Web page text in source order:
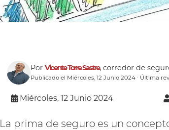
Por Vicente Torre Sastre, corredor de
Publicado el Miércoles, 12 Junio 2024 · Última
Miércoles, 12 Junio 2024
La prima de seguro es un